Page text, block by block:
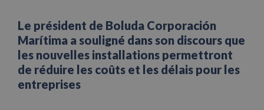
Le président de Boluda Corporación
Marítima a souligné dans son discours que
les nouvelles installations permettront
de réduire les coûts et les délais pour les
entreprises